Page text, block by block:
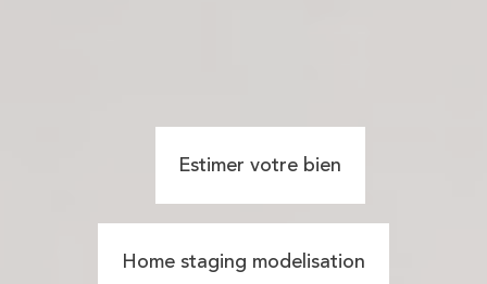
Estimer votre bien
Home staging modelisation